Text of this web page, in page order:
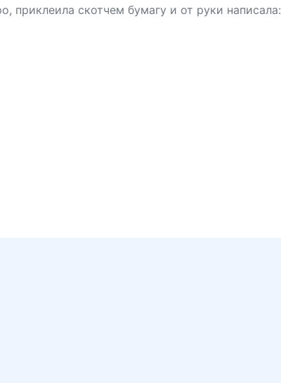
приклеила скотчем бумагу и от руки написала: